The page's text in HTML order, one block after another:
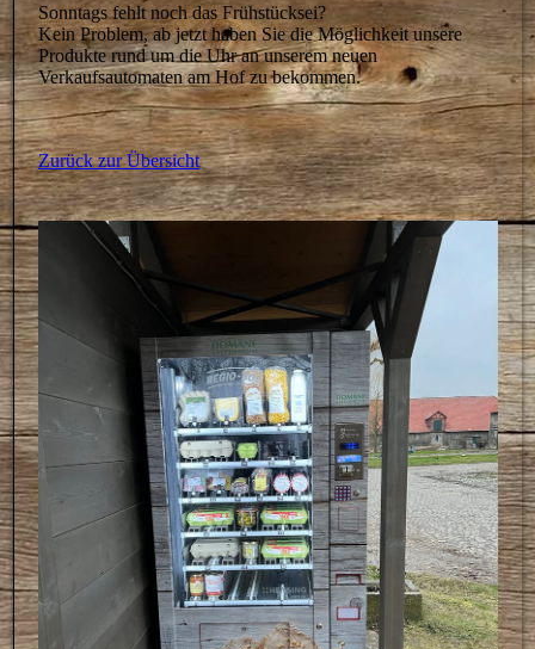
Sonntags fehlt noch das Frühstücksei?
Kein Problem, ab jetzt haben Sie die Möglichkeit unsere
Produkte rund um die Uhr an unserem neuen
Verkaufsautomaten am Hof zu bekommen.
Zurück zur Übersicht